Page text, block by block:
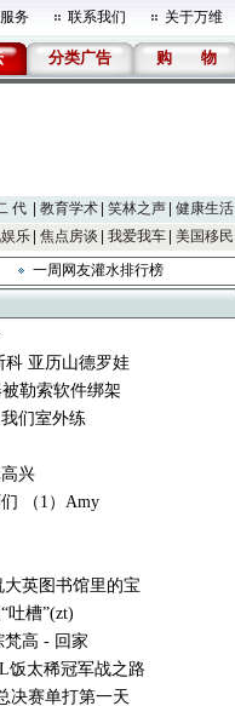
务 联系我们 关于万维
分类广告 购 物
代 教育学术 笑林之声 健康生活
乐 焦点房谈 我爱我车 美国移民
一周网友灌水排行榜
科 亚历山德罗娃
勒索软件绑架
们室外练
兴
（1）Amy
大英图书馆里的宝
吐槽”(zt)
梵高 - 回家
饭太稀冠军战之路
决赛单打第一天